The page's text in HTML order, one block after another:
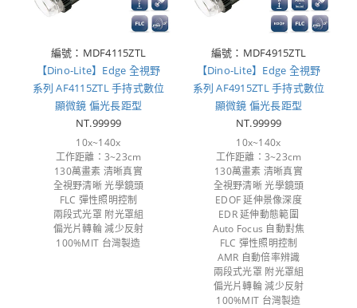
編號：MDF4115ZTL
【Dino-Lite】Edge 全視野
系列 AF4115ZTL 手持式數位
顯微鏡 偏光長距型
NT.99999
10x~140x
工作距離：3~23cm
130萬畫素 清晰真實
全視野清晰 光學鏡頭
FLC 彈性照明控制
兩段式光罩 附光罩組
偏光片轉輪 減少反射
100%MIT 台灣製造
編號：MDF4915ZTL
【Dino-Lite】Edge 全視野
系列 AF4915ZTL 手持式數位
顯微鏡 偏光長距型
NT.99999
10x~140x
工作距離：3~23cm
130萬畫素 清晰真實
全視野清晰 光學鏡頭
EDOF 延伸景像深度
EDR 延伸動態範圍
Auto Focus 自動對焦
FLC 彈性照明控制
AMR 自動倍率辨識
兩段式光罩 附光罩組
偏光片轉輪 減少反射
100%MIT 台灣製造